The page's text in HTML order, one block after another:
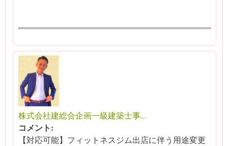
株式会社建総合企画一級建築士事...
コメント:
【対応可能】フィットネスジム出店に伴う用途変更